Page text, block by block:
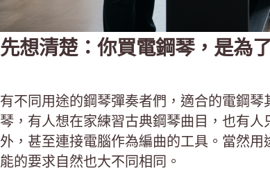
先想清楚：你買電鋼琴，是為
有不同用途的鋼琴彈奏者們，適合的電鋼
琴，有人想在家練習古典鋼琴曲目，也有
外，甚至連接電腦作為編曲的工具。當然
能的要求自然也大不同相同。